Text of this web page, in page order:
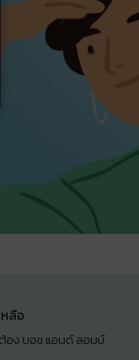
ลือ
อง บอช แอนด์ ลอมบ์